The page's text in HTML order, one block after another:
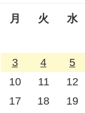
月 火 水
3
4 5
10
11 12
17
18 19